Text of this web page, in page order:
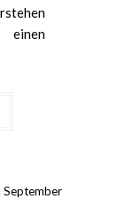
einen
September